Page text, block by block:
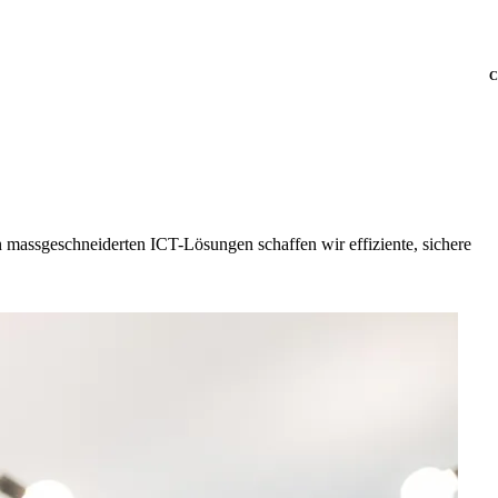
ICT-Lösungen schaffen wir effiziente, sichere